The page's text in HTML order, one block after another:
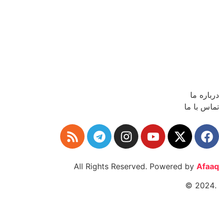
درباره ما
تماس با ما
All Rights Reserved. Powered by Afaaq
.2024 ©